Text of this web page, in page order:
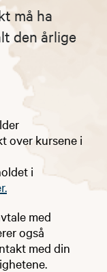
må ha
den årlige
over kursene i
i
med
også
med din